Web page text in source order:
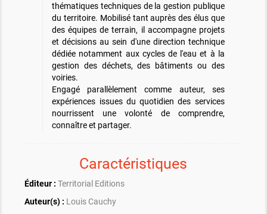
thématiques techniques de la gestion publique
du territoire. Mobilisé tant auprès des élus que
des équipes de terrain, il accompagne projets
et décisions au sein d'une direction technique
dédiée notamment aux cycles de l'eau et à la
gestion des déchets, des bâtiments ou des
voiries.
Engagé parallèlement comme auteur, ses
expériences issues du quotidien des services
nourrissent une volonté de comprendre,
connaître et partager.
Caractéristiques
Éditeur : Territorial Editions
Auteur(s) : Louis Cauchy